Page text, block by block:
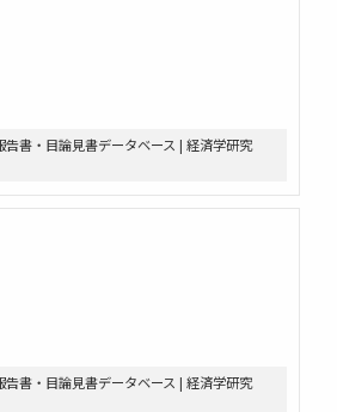
書・目論見書データベース | 経済学研究
書・目論見書データベース | 経済学研究